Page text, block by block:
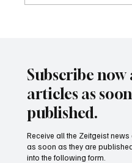
Subscribe now
articles as
published.
Receive all the Zeitgeist
as soon as they are
into the following form.